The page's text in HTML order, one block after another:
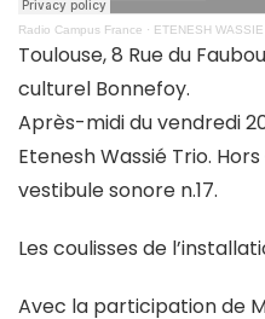
Radio Campus France · ETENESH
Toulouse, 8 Rue du
culturel Bonnefoy.
Après-midi du vendredi
Etenesh Wassié Trio.
vestibule sonore n.17.
Les coulisses de
Avec la participation de